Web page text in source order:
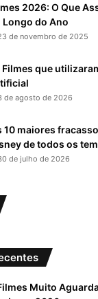
2026: O Que
Longo do Ano
de novembro de 2025
Filmes que
de agosto de 2026
10 maiores
de todos os
de julho de 2026
Muito